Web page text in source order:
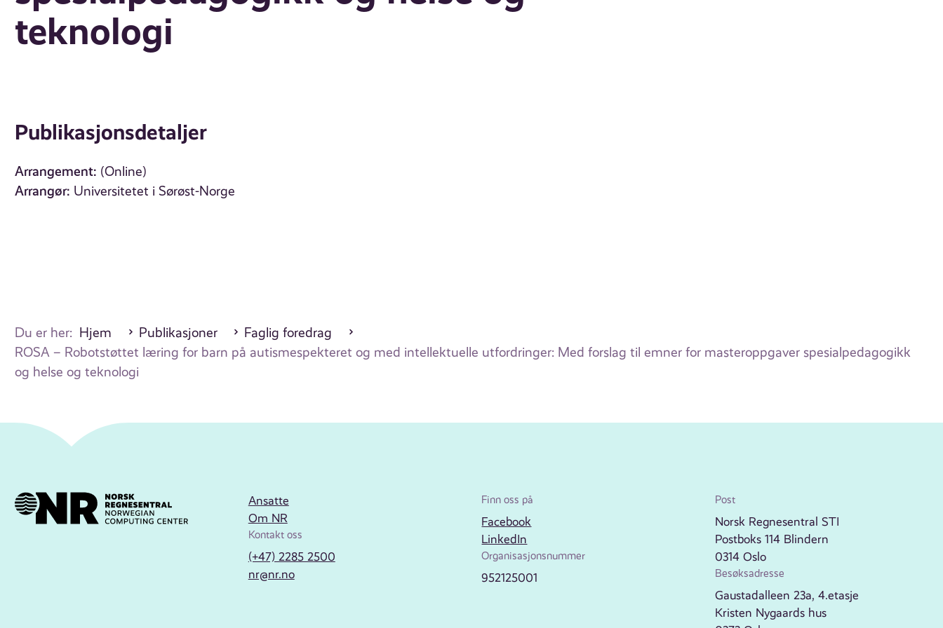
teknologi
Publikasjonsdetaljer
Arrangement: (Online)
Arrangør: Universitetet i Sørøst-Norge
Du er her: Hjem Publikasjoner
Faglig foredrag
ROSA – Robotstøttet læring for barn på autismespekteret og med intellektuelle utfordringer: Med forslag til emner for masteroppgaver spesialpedagogikk
og helse og teknologi
Ansatte
Om NR
Kontakt oss
(+47) 2285 2500
nr@nr.no
Finn oss på
Facebook
LinkedIn
Organisasjonsnummer
952125001
Post
Norsk Regnesentral STI
Postboks 114 Blindern
0314 Oslo
Besøksadresse
Gaustadalleen 23a, 4.etasje
Kristen Nygaards hus